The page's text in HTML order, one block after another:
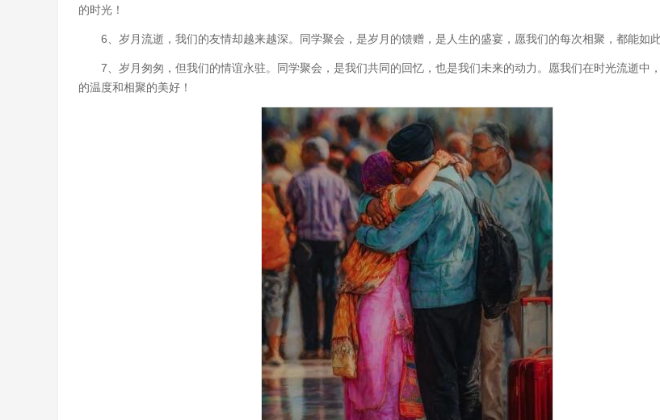
的时光！
6、岁月流逝，我们的友情却越来越深。同学聚会，是岁月的馈赠，是人生的盛宴，愿我们的每次相聚，都能如此
7、岁月匆匆，但我们的情谊永驻。同学聚会，是我们共同的回忆，也是我们未来的动力。愿我们在时光流逝中
的温度和相聚的美好！